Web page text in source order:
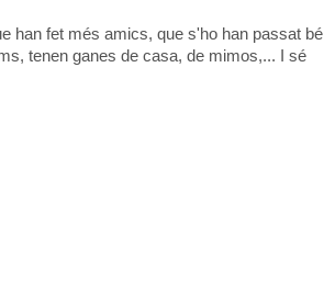
han fet més amics, que s'ho han passat bé
tenen ganes de casa, de mimos,... I sé